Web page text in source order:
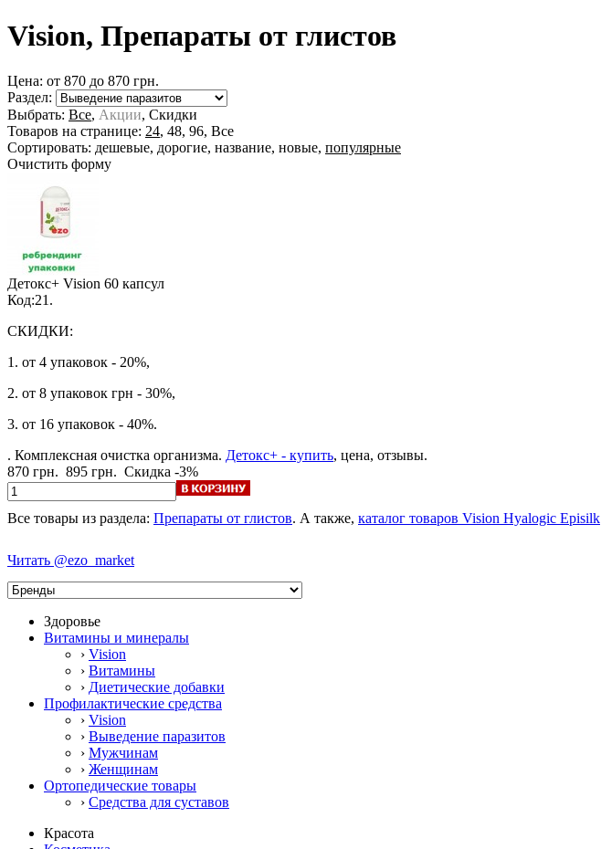
Vision, Препараты от глистов
Цена: от 870 до 870 грн.
Раздел:
Выбрать: Все, Акции, Скидки
Товаров на странице: 24, 48, 96, Все
Сортировать: дешевые, дорогие, название, новые, популярные
Очистить форму
Детокс+ Vision 60 капсул
Код:21.
СКИДКИ:
1. от 4 упаковок - 20%,
2. от 8 упаковок грн - 30%,
3. от 16 упаковок - 40%.
. Комплексная очистка организма. Детокс+ - купить, цена, отзывы.
870 грн. 895 грн. Скидка -3%
Все товары из раздела: Препараты от глистов. А также, каталог товаров Vision Hyalogic Episilk
Читать @ezo_market
Здоровье
Витамины и минералы
› Vision
› Витамины
› Диетические добавки
Профилактические средства
› Vision
› Выведение паразитов
› Мужчинам
› Женщинам
Ортопедические товары
› Средства для суставов
Красота